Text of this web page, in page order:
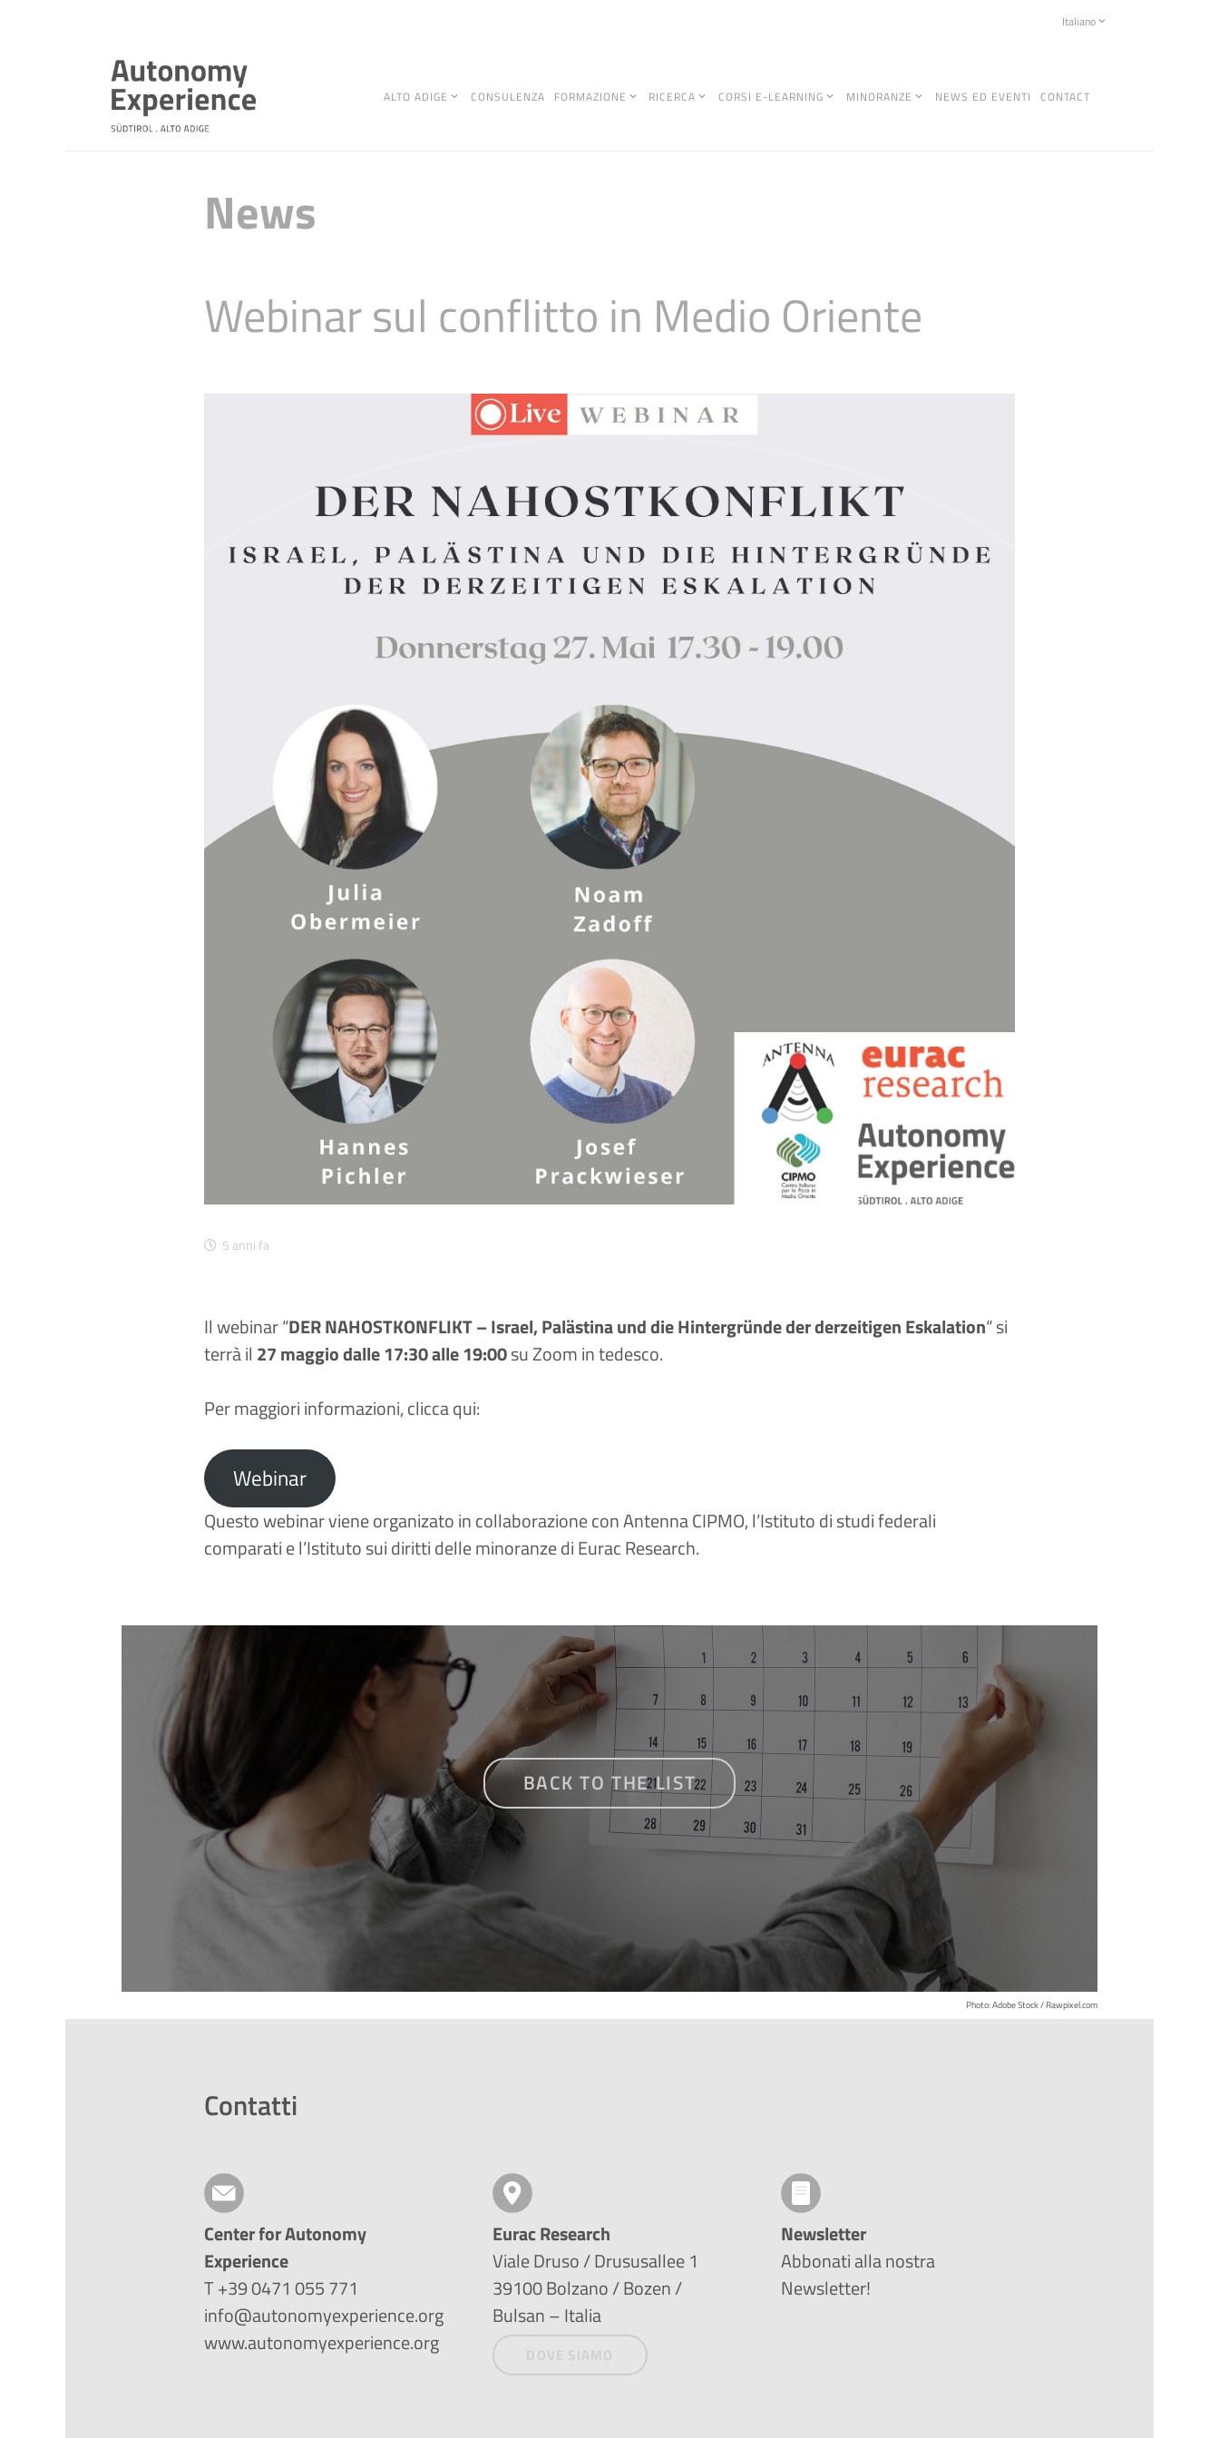
Italiano
ALTO ADIGE CONSULENZA FORMAZIONE RICERCA CORSI E-LEARNING MINORANZE NEWS ED EVENTI CONTACT
News
Webinar sul conflitto in Medio Oriente
5 anni fa
Il webinar “DER NAHOSTKONFLIKT – Israel, Palästina und die Hintergründe der derzeitigen Eskalation“ si
terrà il 27 maggio dalle 17:30 alle 19:00su Zoom in tedesco.
Per maggiori informazioni, clicca qui:
Webinar
Questo webinar viene organizato in collaborazione con Antenna CIPMO, l’Istituto di studi federali
comparati e l’Istituto sui diritti delle minoranze di Eurac Research.
BACK TO THE LIST
Photo: Adobe Stock / Rawpixel.com
Contatti
Center for Autonomy
Experience
T +39 0471 055 771
info@autonomyexperience.org
www.autonomyexperience.org
Eurac Research
Viale Druso / Drususallee 1
39100 Bolzano / Bozen /
Bulsan – Italia
DOVE SIAMO
Newsletter
Abbonati alla nostra
Newsletter!